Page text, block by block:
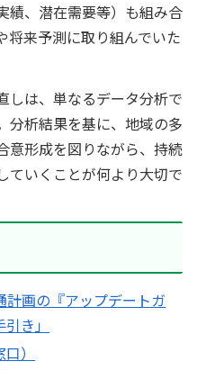
績、潜在需要等）も組み合
将来予測に取り組んでいた
しは、単なるデータ分析で
分析結果を基に、地域の多
意形成を図りながら、持続
ていくことが何より大切で
画の『アップデートガ
き」
）